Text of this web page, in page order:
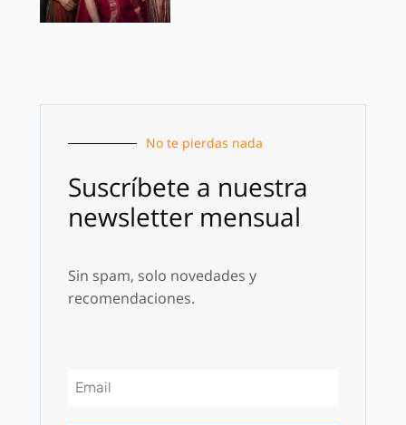
No te pierdas nada
Suscríbete a nuestra
newsletter mensual
Sin spam, solo novedades y
recomendaciones.